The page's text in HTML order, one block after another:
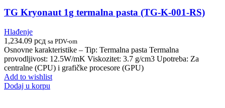
TG Kryonaut 1g termalna pasta (TG-K-001-RS)
Hlađenje
1,234.09 рсд sa PDV-om
Osnovne karakteristike – Tip: Termalna pasta Termalna
provodljivost: 12.5W/mK Viskozitet: 3.7 g/cm3 Upotreba: Za
centralne (CPU) i grafičke procesore (GPU)
Add to wishlist
Dodaj u korpu